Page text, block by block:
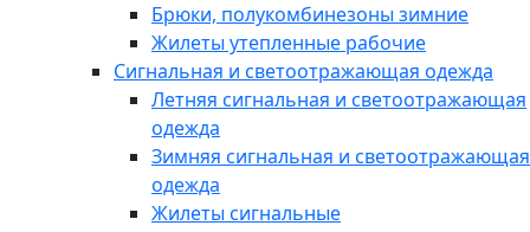
Брюки, полукомбинезоны зимние
Жилеты утепленные рабочие
Сигнальная и светоотражающая одежда
Летняя сигнальная и светоотражающая
одежда
Зимняя сигнальная и светоотражающая
одежда
Жилеты сигнальные